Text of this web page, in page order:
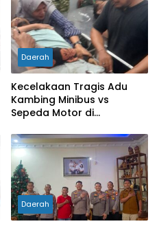
Daerah
Kecelakaan Tragis Adu
Kambing Minibus vs
Sepeda Motor di
Meninggal Dunia
Daerah